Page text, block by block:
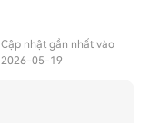
Cập nhật gần nhất vào
2026-05-19